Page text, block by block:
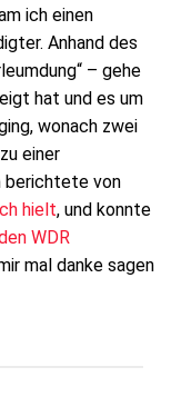
ich einen
Anhand des
– gehe
hat und es um
wonach zwei
einer
berichtete von
hielt, und konnte
WDR
mal danke sagen